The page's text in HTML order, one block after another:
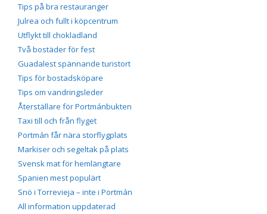
Tips på bra restauranger
Julrea och fullt i köpcentrum
Utflykt till chokladland
Två bostäder för fest
Guadalest spännande turistort
Tips för bostadsköpare
Tips om vandringsleder
Återställare för Portmánbukten
Taxi till och från flyget
Portmán får nära storflygplats
Markiser och segeltak på plats
Svensk mat för hemlängtare
Spanien mest populärt
Snö i Torrevieja – inte i Portmán
All information uppdaterad